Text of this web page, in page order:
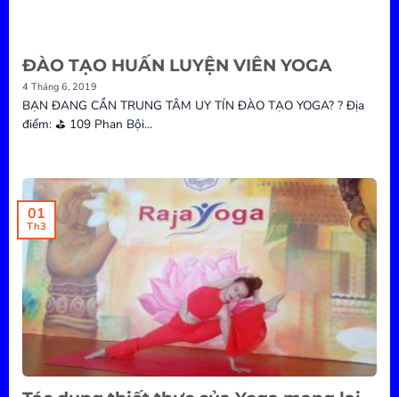
ĐÀO TẠO HUẤN LUYỆN VIÊN YOGA
4 Tháng 6, 2019
BẠN ĐANG CẦN TRUNG TÂM UY TÍN ĐÀO TẠO YOGA? ? Địa
điểm: ⛳ 109 Phan Bội...
01
Th3